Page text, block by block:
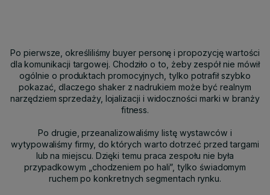
Po pierwsze, określiliśmy buyer personę i propozycję wartości
dla komunikacji targowej. Chodziło o to, żeby zespół nie mówił
ogólnie o produktach promocyjnych, tylko potrafił szybko
pokazać, dlaczego shaker z nadrukiem może być realnym
narzędziem sprzedaży, lojalizacji i widoczności marki w branży
fitness.
Po drugie, przeanalizowaliśmy listę wystawców i
wytypowaliśmy firmy, do których warto dotrzeć przed targami
lub na miejscu. Dzięki temu praca zespołu nie była
przypadkowym „chodzeniem po hali”, tylko świadomym
ruchem po konkretnych segmentach rynku.